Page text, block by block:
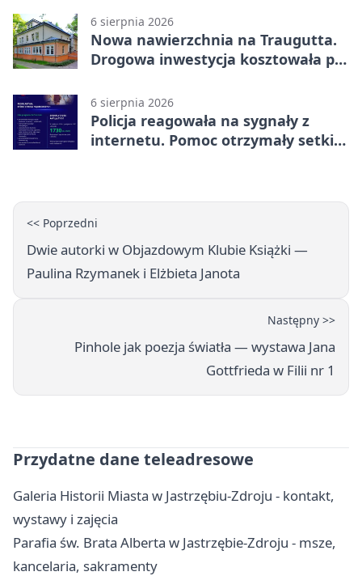
6 sierpnia 2026
Nowa nawierzchnia na Traugutta.
Drogowa inwestycja kosztowała pół
6 sierpnia 2026
Policja reagowała na sygnały z
internetu. Pomoc otrzymały setki
<< Poprzedni
Dwie autorki w Objazdowym Klubie Książki —
Paulina Rzymanek i Elżbieta Janota
Następny >>
Pinhole jak poezja światła — wystawa Jana
Gottfrieda w Filii nr 1
Przydatne dane teleadresowe
Galeria Historii Miasta w Jastrzębiu-Zdroju - kontakt,
wystawy i zajęcia
Parafia św. Brata Alberta w Jastrzębie-Zdroju - msze,
kancelaria, sakramenty